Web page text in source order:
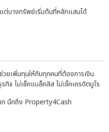
ต่บางทรัพย์เริ่มต้นที่หลักแสนได้
ยเพิ่มทุนให้กับทุกคนที่ต้องการเงิน
จ ไม่เช็คแบล็คลิส ไม่เช็คเครดิตบูโร
ก นึกถึง Property4Cash